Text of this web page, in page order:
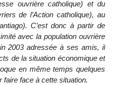
ouvrière catholique) et du
de l’Action catholique), au
C’est donc à partir de
avec la population ouvrière
2003 adressée à ses amis, il
de la situation économique et
en même temps quelques
face à cette situation.